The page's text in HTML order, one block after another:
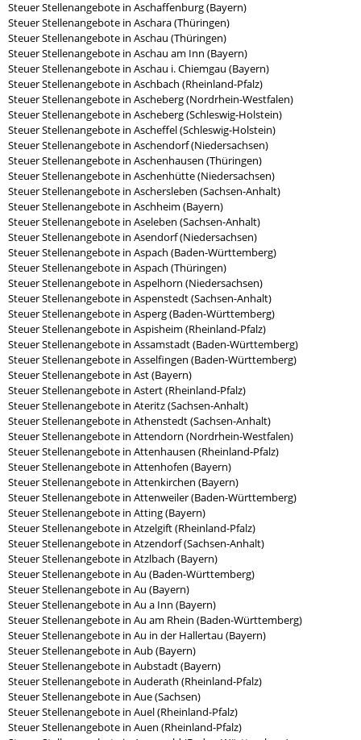
Steuer Stellenangebote in Aschaffenburg (Bayern)
Steuer Stellenangebote in Aschara (Thüringen)
Steuer Stellenangebote in Aschau (Thüringen)
Steuer Stellenangebote in Aschau am Inn (Bayern)
Steuer Stellenangebote in Aschau i. Chiemgau (Bayern)
Steuer Stellenangebote in Aschbach (Rheinland-Pfalz)
Steuer Stellenangebote in Ascheberg (Nordrhein-Westfalen)
Steuer Stellenangebote in Ascheberg (Schleswig-Holstein)
Steuer Stellenangebote in Ascheffel (Schleswig-Holstein)
Steuer Stellenangebote in Aschendorf (Niedersachsen)
Steuer Stellenangebote in Aschenhausen (Thüringen)
Steuer Stellenangebote in Aschenhütte (Niedersachsen)
Steuer Stellenangebote in Aschersleben (Sachsen-Anhalt)
Steuer Stellenangebote in Aschheim (Bayern)
Steuer Stellenangebote in Aseleben (Sachsen-Anhalt)
Steuer Stellenangebote in Asendorf (Niedersachsen)
Steuer Stellenangebote in Aspach (Baden-Württemberg)
Steuer Stellenangebote in Aspach (Thüringen)
Steuer Stellenangebote in Aspelhorn (Niedersachsen)
Steuer Stellenangebote in Aspenstedt (Sachsen-Anhalt)
Steuer Stellenangebote in Asperg (Baden-Württemberg)
Steuer Stellenangebote in Aspisheim (Rheinland-Pfalz)
Steuer Stellenangebote in Assamstadt (Baden-Württemberg)
Steuer Stellenangebote in Asselfingen (Baden-Württemberg)
Steuer Stellenangebote in Ast (Bayern)
Steuer Stellenangebote in Astert (Rheinland-Pfalz)
Steuer Stellenangebote in Ateritz (Sachsen-Anhalt)
Steuer Stellenangebote in Athenstedt (Sachsen-Anhalt)
Steuer Stellenangebote in Attendorn (Nordrhein-Westfalen)
Steuer Stellenangebote in Attenhausen (Rheinland-Pfalz)
Steuer Stellenangebote in Attenhofen (Bayern)
Steuer Stellenangebote in Attenkirchen (Bayern)
Steuer Stellenangebote in Attenweiler (Baden-Württemberg)
Steuer Stellenangebote in Atting (Bayern)
Steuer Stellenangebote in Atzelgift (Rheinland-Pfalz)
Steuer Stellenangebote in Atzendorf (Sachsen-Anhalt)
Steuer Stellenangebote in Atzlbach (Bayern)
Steuer Stellenangebote in Au (Baden-Württemberg)
Steuer Stellenangebote in Au (Bayern)
Steuer Stellenangebote in Au a Inn (Bayern)
Steuer Stellenangebote in Au am Rhein (Baden-Württemberg)
Steuer Stellenangebote in Au in der Hallertau (Bayern)
Steuer Stellenangebote in Aub (Bayern)
Steuer Stellenangebote in Aubstadt (Bayern)
Steuer Stellenangebote in Auderath (Rheinland-Pfalz)
Steuer Stellenangebote in Aue (Sachsen)
Steuer Stellenangebote in Auel (Rheinland-Pfalz)
Steuer Stellenangebote in Auen (Rheinland-Pfalz)